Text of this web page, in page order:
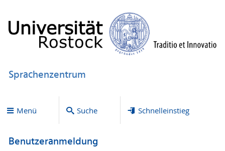
Sprachenzentrum
Menü Suche Schnelleinstieg
Benutzeranmeldung